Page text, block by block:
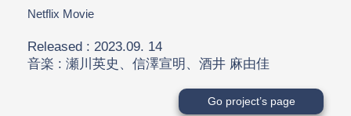
Netflix Movie
Released : 2023.09. 14
音楽 : 瀬川英史、信澤宣明、酒井 麻由佳
Go project’s page